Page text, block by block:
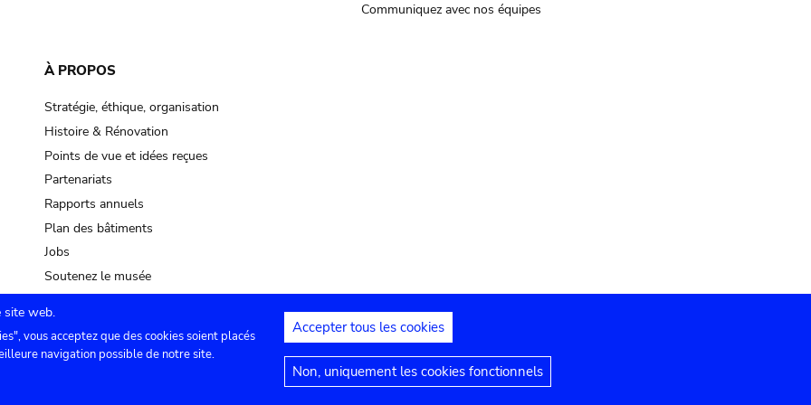
Communiquez avec nos équipes
À PROPOS
Stratégie, éthique, organisation
Histoire & Rénovation
Points de vue et idées reçues
Partenariats
Rapports annuels
Plan des bâtiments
Jobs
Soutenez le musée
Contact Paramètres de confidentialité Mentions juridiques Déclaration d'accessibilité
site web.
vous acceptez que des cookies soient placés
navigation possible de notre site.
Accepter tous les cookies
Non, uniquement les cookies fonctionnels